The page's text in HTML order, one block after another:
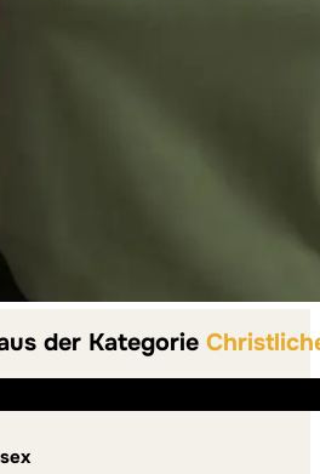
der Kategorie